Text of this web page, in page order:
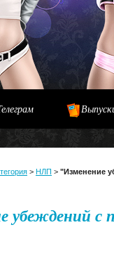
> НЛП > "Изменение
убеждений